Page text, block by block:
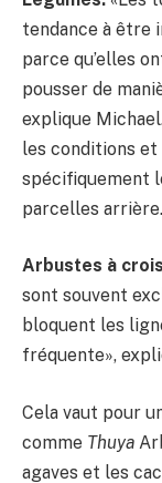
tendance à être
parce qu’elles
pousser de
explique Michael.
les conditions
spécifiquement
parcelles arrière.
Arbustes à
sont souvent
bloquent les
fréquente»,
Cela vaut pour
comme Thuya
agaves et les